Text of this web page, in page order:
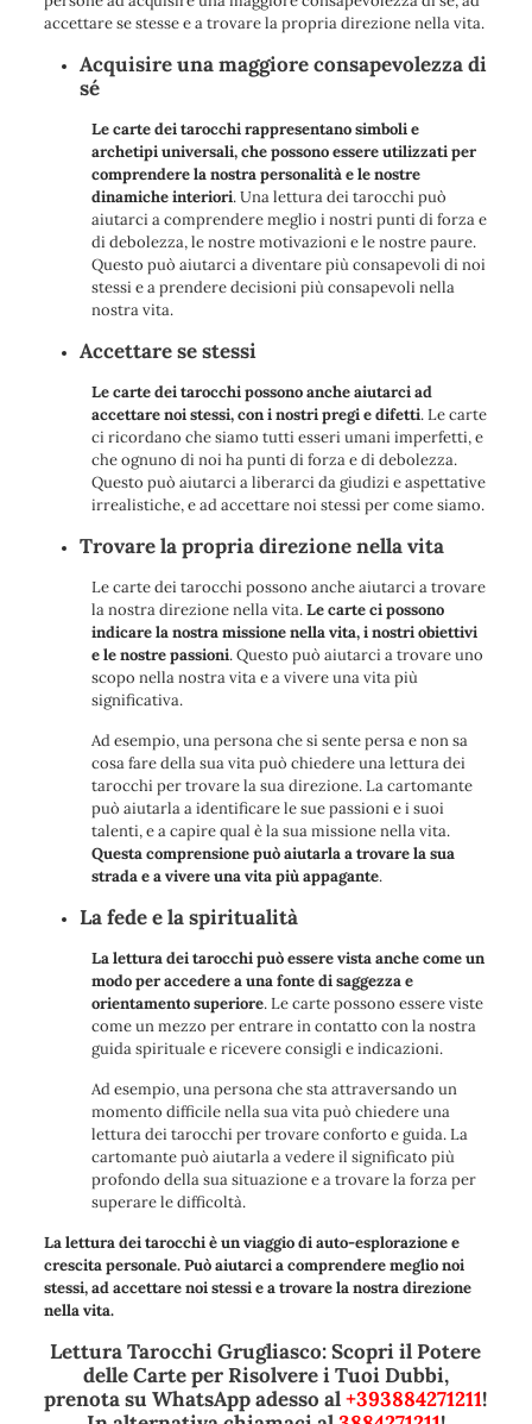
accettare se stesse e a trovare la propria direzione nella vita.
Acquisire una maggiore consapevolezza di
sé
Le carte dei tarocchi rappresentano simboli e
archetipi universali, che possono essere utilizzati per
comprendere la nostra personalità e le nostre
dinamiche interiori. Una lettura dei tarocchi può
aiutarci a comprendere meglio i nostri punti di forza e
di debolezza, le nostre motivazioni e le nostre paure.
Questo può aiutarci a diventare più consapevoli di noi
stessi e a prendere decisioni più consapevoli nella
nostra vita.
Accettare se stessi
Le carte dei tarocchi possono anche aiutarci ad
accettare noi stessi, con i nostri pregi e difetti. Le carte
ci ricordano che siamo tutti esseri umani imperfetti, e
che ognuno di noi ha punti di forza e di debolezza.
Questo può aiutarci a liberarci da giudizi e aspettative
irrealistiche, e ad accettare noi stessi per come siamo.
Trovare la propria direzione nella vita
Le carte dei tarocchi possono anche aiutarci a trovare
la nostra direzione nella vita.Le carte ci possono
indicare la nostra missione nella vita, i nostri obiettivi
e le nostre passioni. Questo può aiutarci a trovare uno
scopo nella nostra vita e a vivere una vita più
significativa.
Ad esempio, una persona che si sente persa e non sa
cosa fare della sua vita può chiedere una lettura dei
tarocchi per trovare la sua direzione. La cartomante
può aiutarla a identificare le sue passioni e i suoi
talenti, e a capire qual è la sua missione nella vita.
Questa comprensione può aiutarla a trovare la sua
strada e a vivere una vita più appagante.
La fede e la spiritualità
La lettura dei tarocchi può essere vista anche come un
modo per accedere a una fonte di saggezza e
orientamento superiore. Le carte possono essere viste
come un mezzo per entrare in contatto con la nostra
guida spirituale e ricevere consigli e indicazioni.
Ad esempio, una persona che sta attraversando un
momento difficile nella sua vita può chiedere una
lettura dei tarocchi per trovare conforto e guida. La
cartomante può aiutarla a vedere il significato più
profondo della sua situazione e a trovare la forza per
superare le difficoltà.
La lettura dei tarocchi è un viaggio di auto-esplorazione e
crescita personale. Può aiutarci a comprendere meglio noi
stessi, ad accettare noi stessi e a trovare la nostra direzione
nella vita.
Lettura Tarocchi Grugliasco: Scopri il Potere
delle Carte per Risolvere i Tuoi Dubbi,
prenota su WhatsApp adesso al+393884271211!